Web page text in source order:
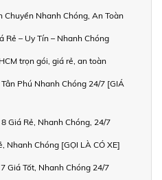
Chuyển Nhanh Chóng, An Toàn
Rẻ – Uy Tín – Nhanh Chóng
trọn gói, giá rẻ, an toàn
Phú Nhanh Chóng 24/7 [GIÁ
Giá Rẻ, Nhanh Chóng, 24/7
Nhanh Chóng [GỌI LÀ CÓ XE]
Giá Tốt, Nhanh Chóng 24/7